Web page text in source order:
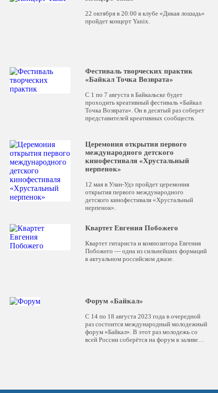
22 октября в 20:00 в клубе «Дикая лошадь»
пройдет концерт Yanix.
Фестиваль творческих практик
«Байкал Точка Возврата»
С 1 по 7 августа в Байкальске будет
проходить креативный фестиваль «Байкал
Точка Возврата». Он в десятый раз соберет
представителей креативных сообществ.
Церемония открытия первого
международного детского
кинофестиваля «Хрустальный
нерпенок»
12 мая в Улан-Удэ пройдет церемония
открытия первого международного
детского кинофестиваля «Хрустальный
нерпенок».
Квартет Евгения Побожего
Квартет гитариста и композитора Евгения
Побожего — одна из сильнейших формаций
в актуальном российском джазе.
Форум «Байкал»
С 14 по 18 августа 2023 года в очередной
раз состоится международный молодежный
форум «Байкал». В этот раз молодежь со
всей России соберётся на форум в заливе